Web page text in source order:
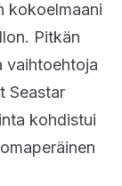
kokoelmaani
Pitkän
vaihtoehtoja
Seastar
kohdistui